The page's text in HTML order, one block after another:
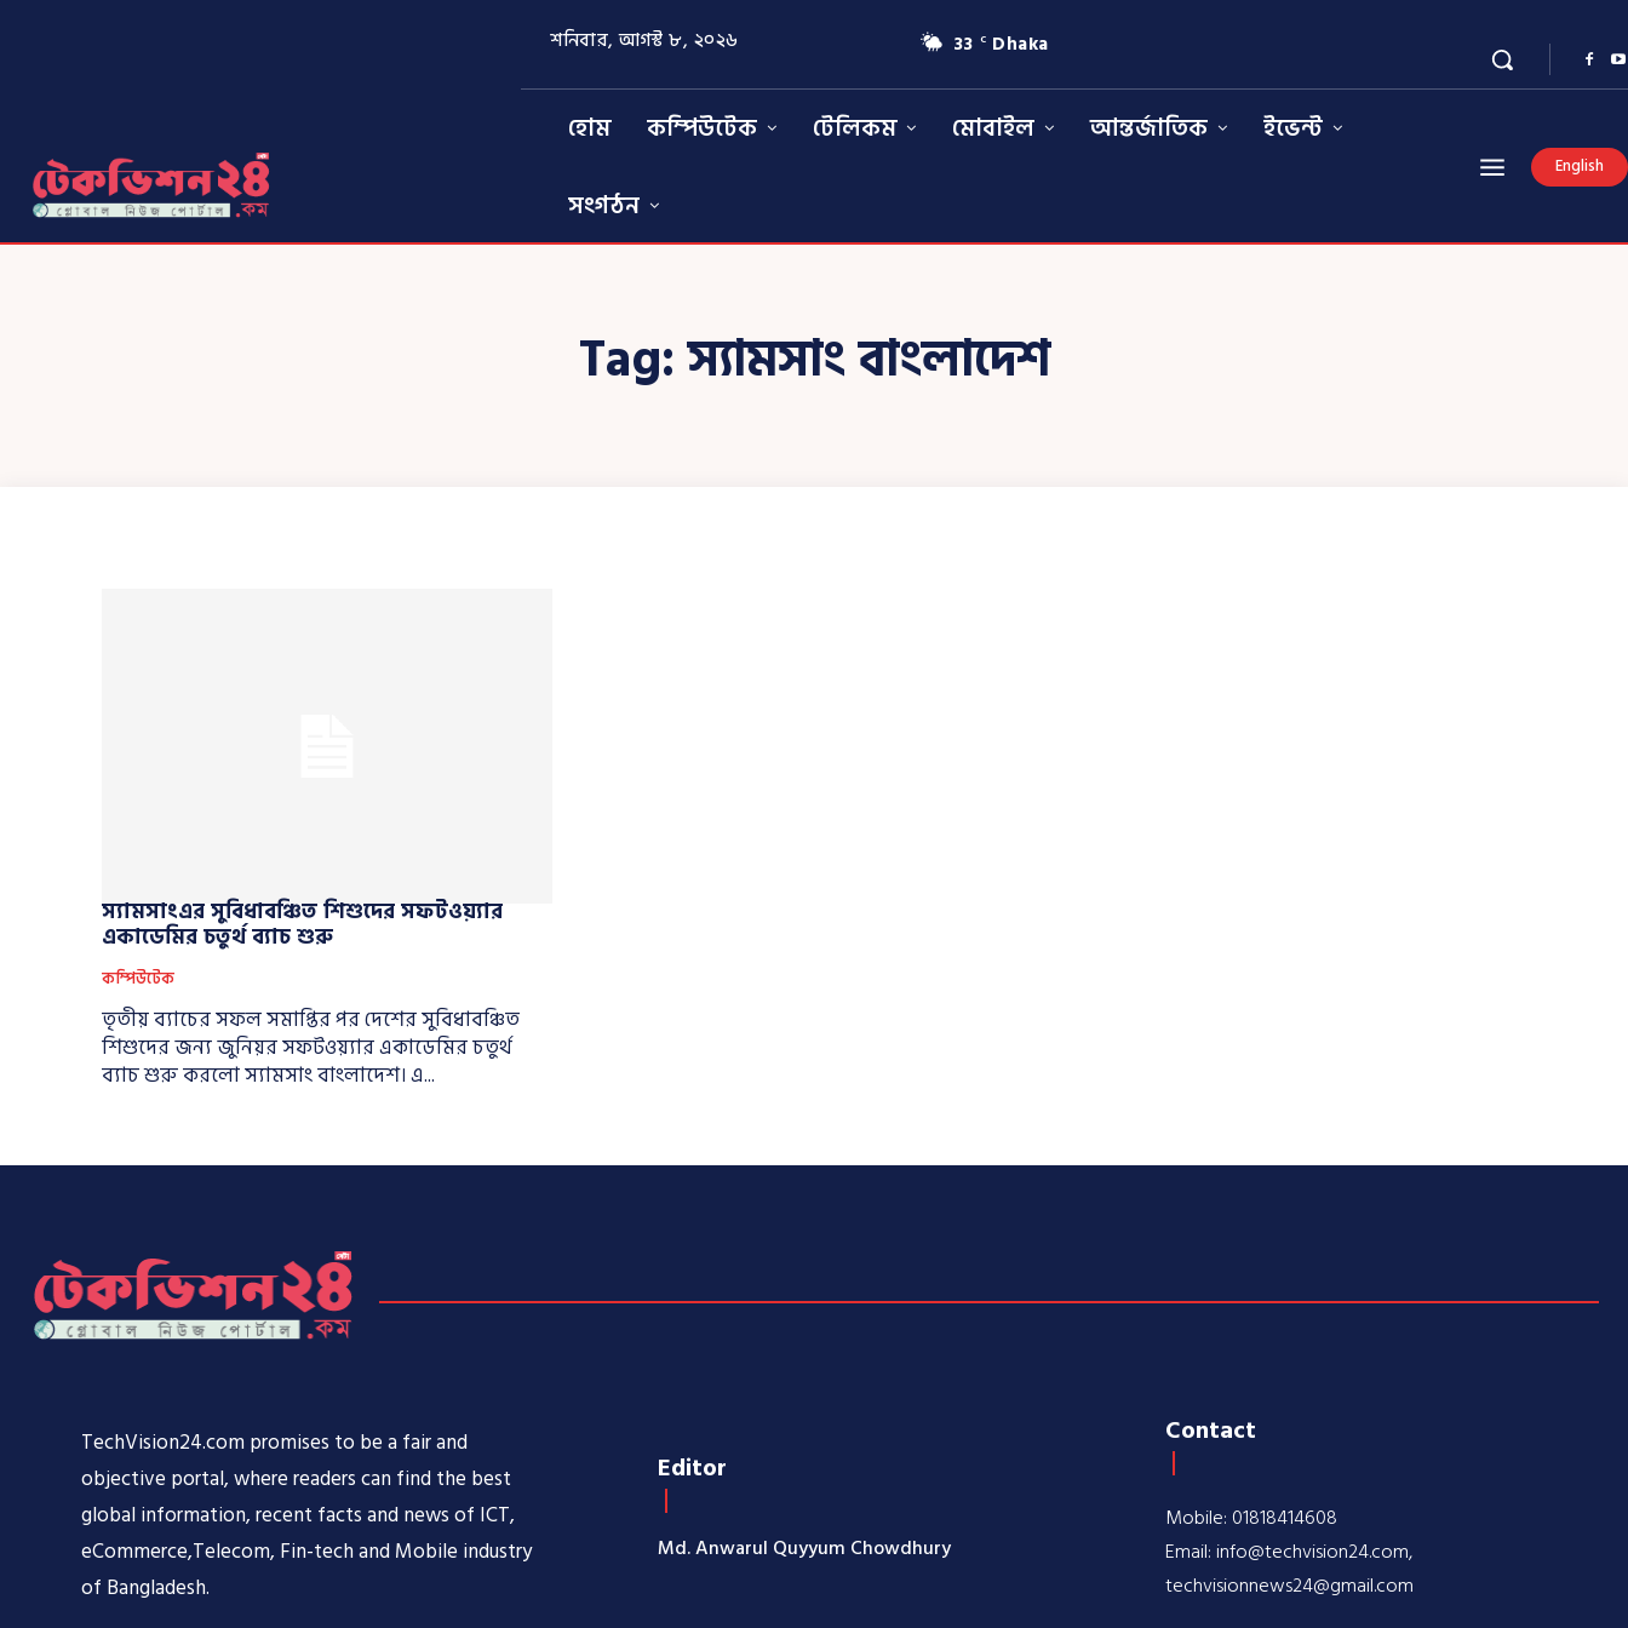
শনিবার, আগস্ট ৮, ২০২৬ 33 C Dhaka
হোম কম্পিউটেক টেলিকম মোবাইল আন্তর্জাতিক
ইভেন্ট
সংগঠন
English
Tag:স্যামসাং বাংলাদেশ
স্যামসাংএর সুবিধাবঞ্চিত শিশুদের সফটওয়্যার
একাডেমির চতুর্থ ব্যাচ শুরু
কম্পিউটেক
তৃতীয় ব্যাচের সফল সমাপ্তির পর দেশের সুবিধাবঞ্চিত
শিশুদের জন্য জুনিয়র সফটওয়্যার একাডেমির চতুর্থ
ব্যাচ শুরু করলো স্যামসাং বাংলাদেশ। এ...
TechVision24.com promises to be a fair and
objective portal, where readers can find the best
global information, recent facts and news of ICT,
eCommerce,Telecom, Fin-tech and Mobile industry
of Bangladesh.
Editor
Md. Anwarul Quyyum Chowdhury
Contact
Mobile: 01818414608
Email: info@techvision24.com,
techvisionnews24@gmail.com